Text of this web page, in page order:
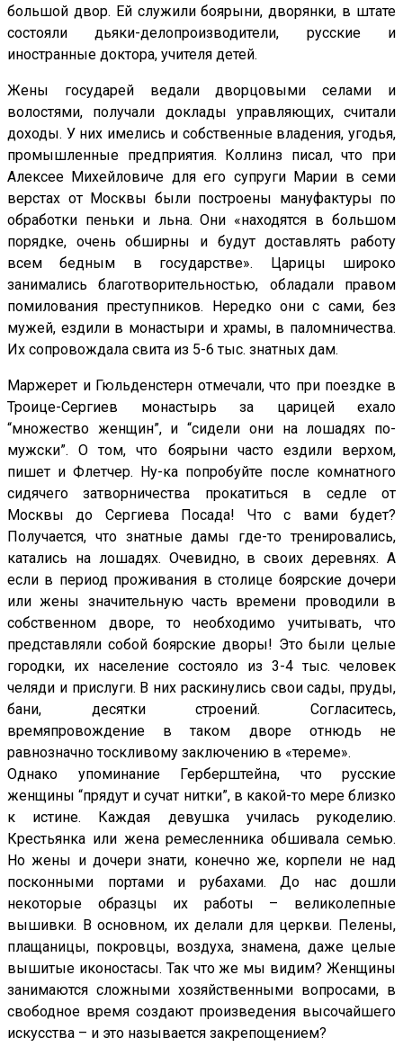
большой двор. Ей служили боярыни, дворянки, в штате
состояли дьяки-делопроизводители, русские и
иностранные доктора, учителя детей.
Жены государей ведали дворцовыми селами и
волостями, получали доклады управляющих, считали
доходы. У них имелись и собственные владения, угодья,
промышленные предприятия. Коллинз писал, что при
Алексее Михейловиче для его супруги Марии в семи
верстах от Москвы были построены мануфактуры по
обработки пеньки и льна. Они «находятся в большом
порядке, очень обширны и будут доставлять работу
всем бедным в государстве». Царицы широко
занимались благотворительностью, обладали правом
помилования преступников. Нередко они с сами, без
мужей, ездили в монастыри и храмы, в паломничества.
Их сопровождала свита из 5-6 тыс. знатных дам.
Маржерет и Гюльденстерн отмечали, что при поездке в
Троице-Сергиев монастырь за царицей ехало
“множество женщин”, и “сидели они на лошадях по-
мужски”. О том, что боярыни часто ездили верхом,
пишет и Флетчер. Ну-ка попробуйте после комнатного
сидячего затворничества прокатиться в седле от
Москвы до Сергиева Посада! Что с вами будет?
Получается, что знатные дамы где-то тренировались,
катались на лошадях. Очевидно, в своих деревнях. А
если в период проживания в столице боярские дочери
или жены значительную часть времени проводили в
собственном дворе, то необходимо учитывать, что
представляли собой боярские дворы! Это были целые
городки, их население состояло из 3-4 тыс. человек
челяди и прислуги. В них раскинулись свои сады, пруды,
бани, десятки строений. Согласитесь,
времяпровождение в таком дворе отнюдь не
равнозначно тоскливому заключению в «тереме».
Однако упоминание Герберштейна, что русские
женщины “прядут и сучат нитки”, в какой-то мере близко
к истине. Каждая девушка училась рукоделию.
Крестьянка или жена ремесленника обшивала семью.
Но жены и дочери знати, конечно же, корпели не над
посконными портами и рубахами. До нас дошли
некоторые образцы их работы – великолепные
вышивки. В основном, их делали для церкви. Пелены,
плащаницы, покровцы, воздуха, знамена, даже целые
вышитые иконостасы. Так что же мы видим? Женщины
занимаются сложными хозяйственными вопросами, в
свободное время создают произведения высочайшего
искусства – и это называется закрепощением?